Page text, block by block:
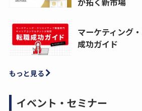
マーケティング
成功ガイド
もっと見る
イベント・セミナー